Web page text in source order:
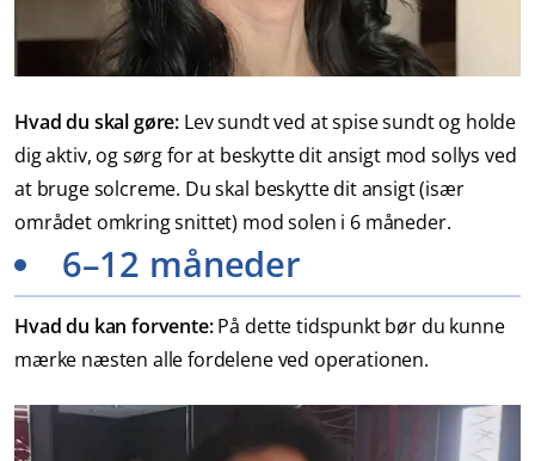
Hvad du skal gøre: Lev sundt ved at spise sundt og holde
dig aktiv, og sørg for at beskytte dit ansigt mod sollys ved
at bruge solcreme. Du skal beskytte dit ansigt (især
området omkring snittet) mod solen i 6 måneder.
6–12 måneder
Hvad du kan forvente:På dette tidspunkt bør du kunne
mærke næsten alle fordelene ved operationen.